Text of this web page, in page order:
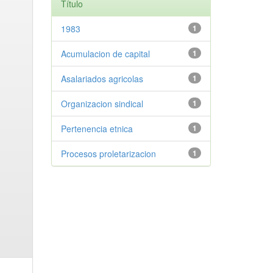
Título
1
1983
1
Acumulacion de capital
1
Asalariados agricolas
1
Organizacion sindical
1
Pertenencia etnica
1
Procesos proletarizacion